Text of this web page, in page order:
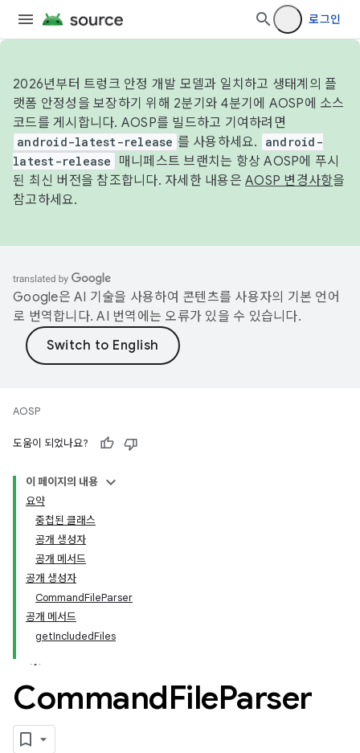
로그인
2026년부터 트렁크 안정 개발 모델과 일치하고 생태계의 플
랫폼 안정성을 보장하기 위해 2분기와 4분기에 AOSP에 소스
코드를 게시합니다. AOSP를 빌드하고 기여하려면
android-latest-release 를 사용하세요.
android-
latest-release
매니페스트 브랜치는 항상 AOSP에 푸시
된 최신 버전을 참조합니다. 자세한 내용은 AOSP 변경사항을
참고하세요.
Google은 AI 기술을 사용하여 콘텐츠를 사용자의 기본 언어
로 번역합니다. AI 번역에는 오류가 있을 수 있습니다.
AOSP
도움이 되었나요?
이 페이지의 내용
요약
중첩된 클래스
공개 생성자
공개 메서드
공개 생성자
CommandFileParser
공개 메서드
getIncludedFiles
CommandFileParser